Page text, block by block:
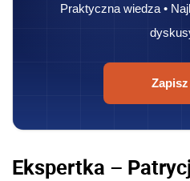
Praktyczna wiedza •
Ekspertka –